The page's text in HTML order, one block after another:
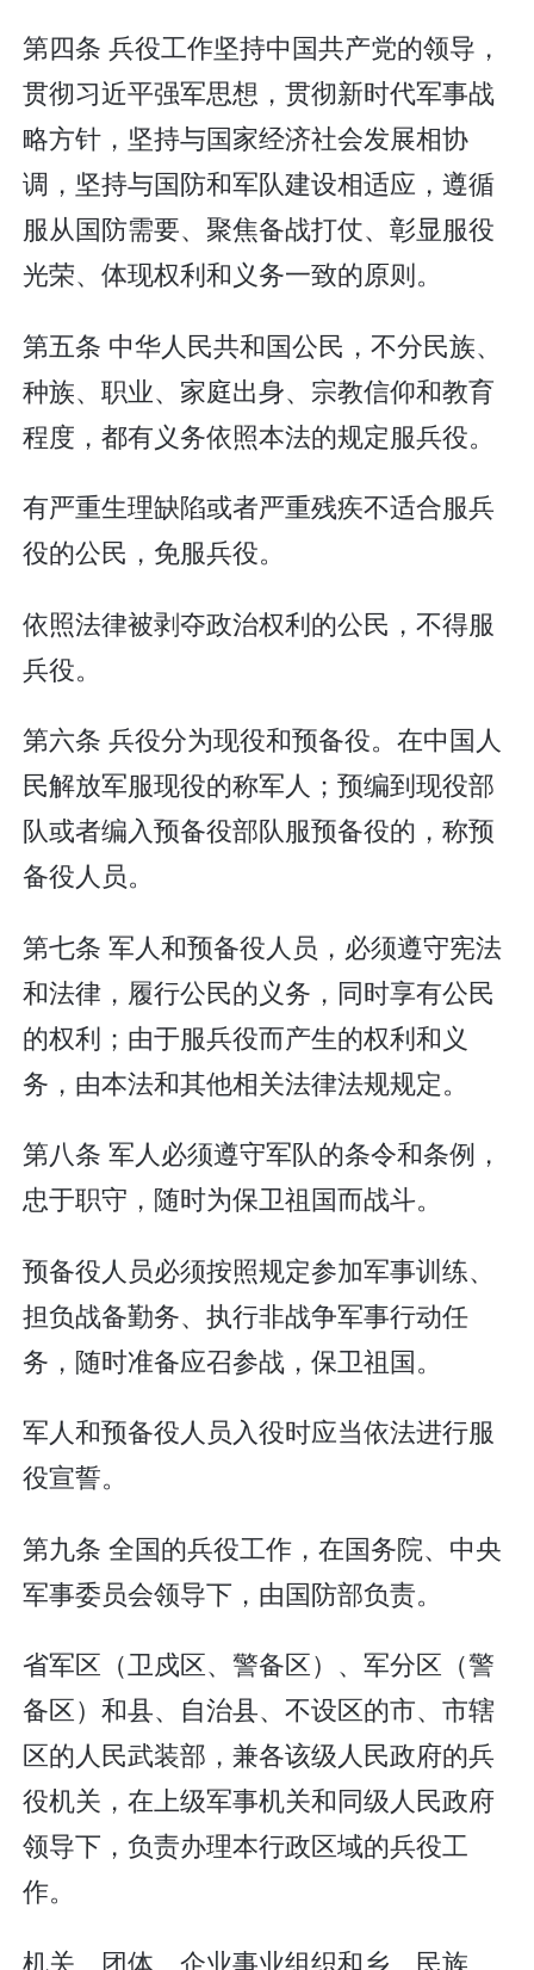
第四条 兵役工作坚持中国共产党的领导，
贯彻习近平强军思想，贯彻新时代军事战
略方针，坚持与国家经济社会发展相协
调，坚持与国防和军队建设相适应，遵循
服从国防需要、聚焦备战打仗、彰显服役
光荣、体现权利和义务一致的原则。
第五条 中华人民共和国公民，不分民族、
种族、职业、家庭出身、宗教信仰和教育
程度，都有义务依照本法的规定服兵役。
有严重生理缺陷或者严重残疾不适合服兵
役的公民，免服兵役。
依照法律被剥夺政治权利的公民，不得服
兵役。
第六条 兵役分为现役和预备役。在中国人
民解放军服现役的称军人；预编到现役部
队或者编入预备役部队服预备役的，称预
备役人员。
第七条 军人和预备役人员，必须遵守宪法
和法律，履行公民的义务，同时享有公民
的权利；由于服兵役而产生的权利和义
务，由本法和其他相关法律法规规定。
第八条 军人必须遵守军队的条令和条例，
忠于职守，随时为保卫祖国而战斗。
预备役人员必须按照规定参加军事训练、
担负战备勤务、执行非战争军事行动任
务，随时准备应召参战，保卫祖国。
军人和预备役人员入役时应当依法进行服
役宣誓。
第九条 全国的兵役工作，在国务院、中央
军事委员会领导下，由国防部负责。
省军区（卫戍区、警备区）、军分区（警
备区）和县、自治县、不设区的市、市辖
区的人民武装部，兼各该级人民政府的兵
役机关，在上级军事机关和同级人民政府
领导下，负责办理本行政区域的兵役工
作。
机关、团体、企业事业组织和乡、民族